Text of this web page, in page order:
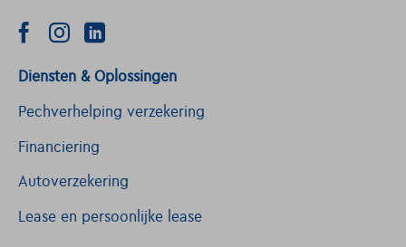
Diensten & Oplossingen
Pechverhelping verzekering
Financiering
Autoverzekering
Lease en persoonlijke lease